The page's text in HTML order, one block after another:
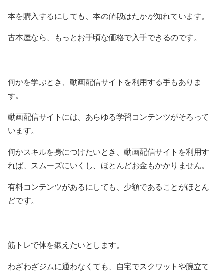
本を購入するにしても、本の値段はたかが知れています。
古本屋なら、もっとお手頃な価格で入手できるのです。
何かを学ぶとき、動画配信サイトを利用する手もありま
す。
動画配信サイトには、あらゆる学習コンテンツがそろって
います。
何かスキルを身につけたいとき、動画配信サイトを利用す
れば、スムーズにいくし、ほとんどお金もかかりません。
有料コンテンツがあるにしても、少額であることがほとん
どです。
筋トレで体を鍛えたいとします。
わざわざジムに通わなくても、自宅でスクワットや腕立て